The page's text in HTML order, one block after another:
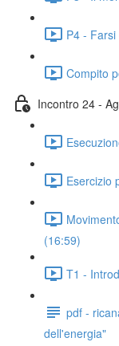
P4 -
Compito
Incontro 24 -
Esercizio
(16:59)
T1 -
pdf -
dell'energia"